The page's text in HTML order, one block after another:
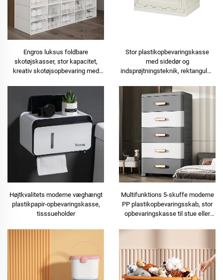
Engros luksus foldbare
skotøjskasser, stor kapacitet,
kreativ skotøjsopbevaring med
Stor plastikopbevaringskasse
med sidedør og
indsprøjtningsteknik, rektangulær
camping, legetøjshyldning
Højtkvalitets moderne væghængt
plastikpapir-opbevaringskasse,
tisssueholder
Multifunktions 5-skuffe moderne
PP plastikopbevaringsskab, stor
opbevaringskasse til stue eller